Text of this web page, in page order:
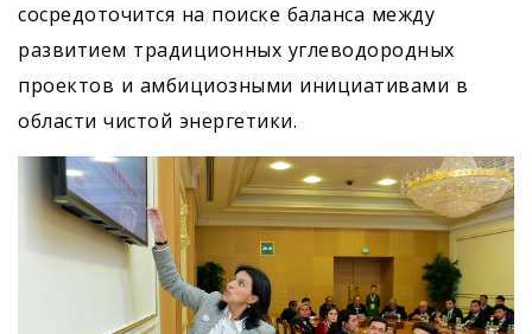
сосредоточится на поиске баланса между
развитием традиционных углеводородных
проектов и амбициозными инициативами в
области чистой энергетики.